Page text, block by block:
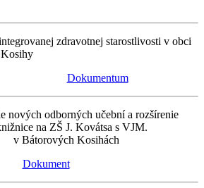
zdravotnej starostlivosti v obci
Dokumentum
nových odborných učební a rozšírenie
knižnice na ZŠ J. Kovátsa s VJM.
Kosihách
Dokument